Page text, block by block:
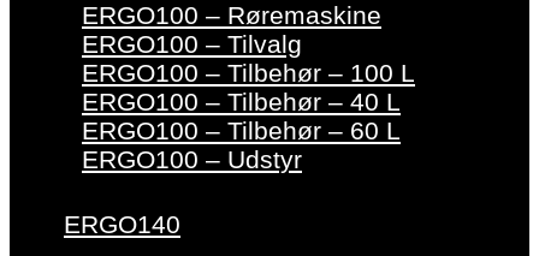
ERGO100 – Røremaskine
ERGO100 – Tilvalg
ERGO100 – Tilbehør – 100 L
ERGO100 – Tilbehør – 40 L
ERGO100 – Tilbehør – 60 L
ERGO100 – Udstyr
ERGO140